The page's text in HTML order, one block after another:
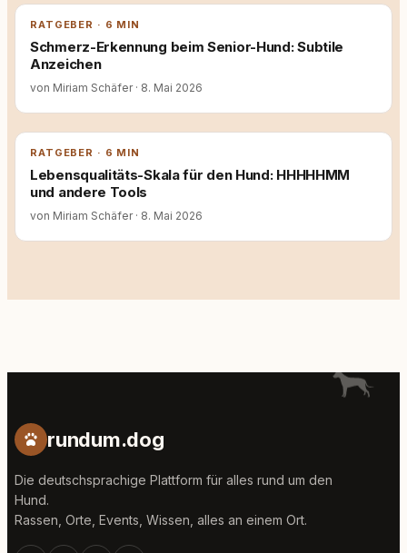
RATGEBER · 6 MIN
Schmerz-Erkennung beim Senior-Hund: Subtile
Anzeichen
von Miriam Schäfer · 8. Mai 2026
RATGEBER · 6 MIN
Lebensqualitäts-Skala für den Hund: HHHHHMM
und andere Tools
von Miriam Schäfer · 8. Mai 2026
rundum.dog
Die deutschsprachige Plattform für alles rund um den
Hund.
Rassen, Orte, Events, Wissen, alles an einem Ort.